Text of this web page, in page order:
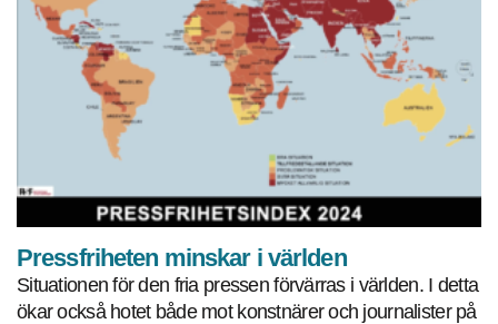
Pressfriheten minskar i världen
Situationen för den fria pressen förvärras i världen. I detta
ökar också hotet både mot konstnärer och journalister på